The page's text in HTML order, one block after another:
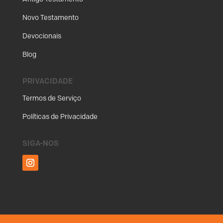
Novo Testamento
Devocionais
Blog
PRIVACIDADE
Termos de Serviço
Políticas de Privacidade
SIGA-NOS